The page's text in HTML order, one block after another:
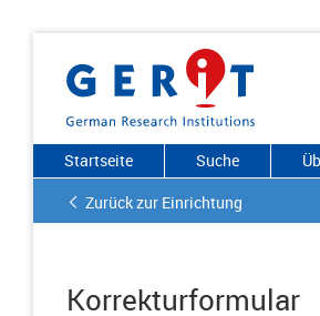
Startseite Suche
Zurück zur Einrichtung
Korrekturformular